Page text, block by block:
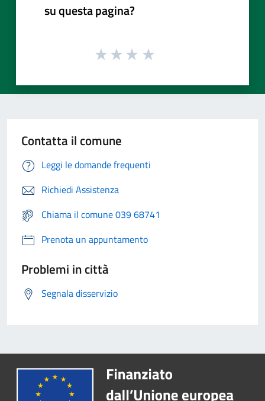
su questa pagina?
Contatta il comune
Leggi le domande frequenti
Richiedi Assistenza
Chiama il comune 039 68741
Prenota un appuntamento
Problemi in città
Segnala disservizio